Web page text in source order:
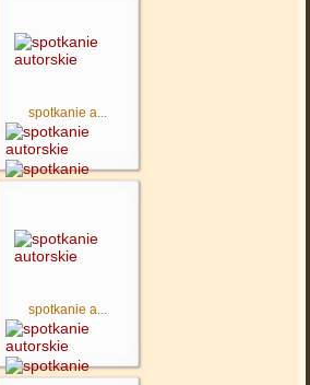
spotkanie a...
spotkanie a...